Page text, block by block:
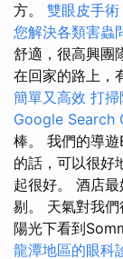
方。 雙眼皮手
您解決各類害蟲
舒適，很高興團
在回家的路上，
簡單又高效 打掃
Google Search
棒。 我們的導
的話，可以很好
起很好。 酒店
剔。 天氣對我
陽光下看到
龍潭地區的眼科